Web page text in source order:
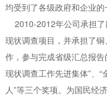
均受到了各级政府和企业的
2010-2012年公司承担了
现状调查项目，并承担了
作，参与完成省级汇总报
现状调查工作先进集体”、
人”等三个奖项。为国民经